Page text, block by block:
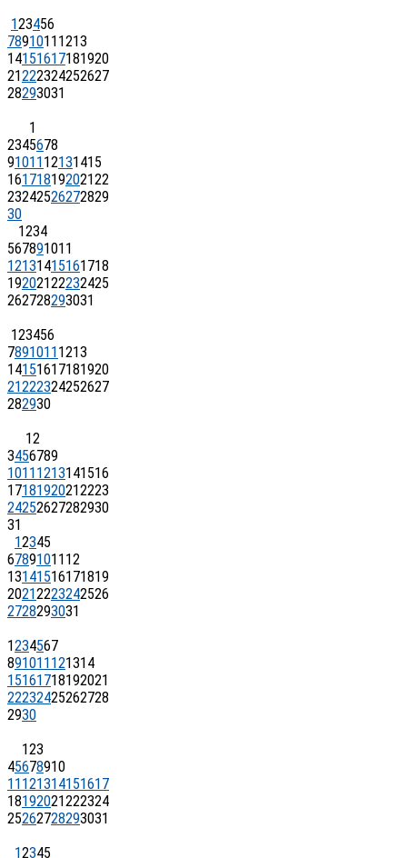
123456
7891011 1213
14151617181920
21222324252627
28293031
1
2345678
91011 12131415
16171819202122
23242526272829
30
1234
567891011
12131415161718
19202122232425
262728293031
123456
7891011 1213
14151617181920
21222324252627
282930
12
3456789
1011 1213141516
17181920212223
24252627282930
31
12345
67891011 12
13141516171819
20212223242526
2728293031
1234567
891011 121314
15161718192021
22232425262728
2930
123
45678910
11 121314151617
18192021222324
25262728293031
12345